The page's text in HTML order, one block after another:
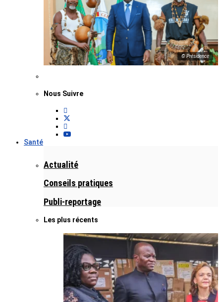
© Présidence
Nous Suivre
Santé
Actualité
Conseils pratiques
Publi-reportage
Les plus récents